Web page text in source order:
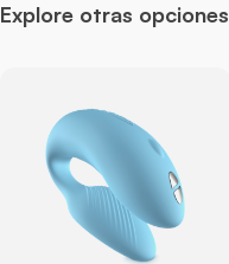
Explore otras opciones